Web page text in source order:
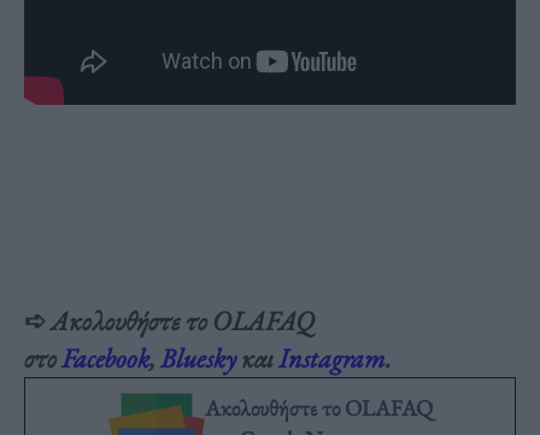
➪Ακολουθήστε το OLAFAQ
στοFacebook,BlueskyκαιInstagram.
Ακολουθήστε το OLAFAQ